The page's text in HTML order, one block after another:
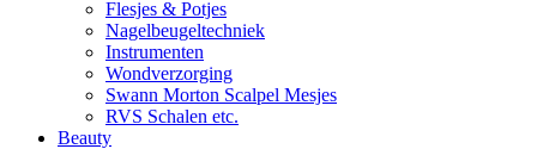
Flesjes & Potjes
Nagelbeugeltechniek
Instrumenten
Wondverzorging
Swann Morton Scalpel Mesjes
RVS Schalen etc.
Beauty